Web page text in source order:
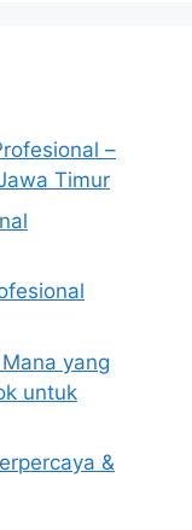
–
Timur
yang
untuk
&